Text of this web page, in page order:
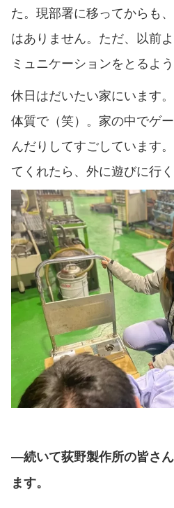
た。現部署に移ってからも
はありません。ただ、以前
ミュニケーションをとるよ
休日はだいたい家にいます
体質で（笑）。家の中でゲ
んだりしてすごしています
てくれたら、外に遊びに行
―続いて荻野製作所の皆さ
ます。